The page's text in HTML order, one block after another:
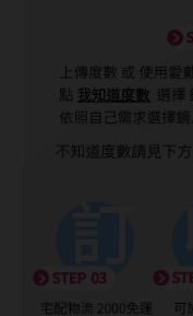
韓國隱眼品牌
CLB Color波斯霓彩
oddI's